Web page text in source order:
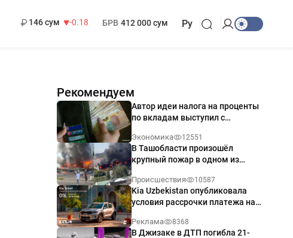
146 сум
-0.18
БРВ 412 000 сум Ру
Рекомендуем
Автор идеи налога на проценты
по вкладам выступил с
Экономика 12551
В Ташобласти произошёл
крупный пожар в одном из
Происшествия 10587
Kia Uzbekistan опубликовала
условия рассрочки платежа на
годовых
Реклама 8368
В Джизаке в ДТП погибла 21-